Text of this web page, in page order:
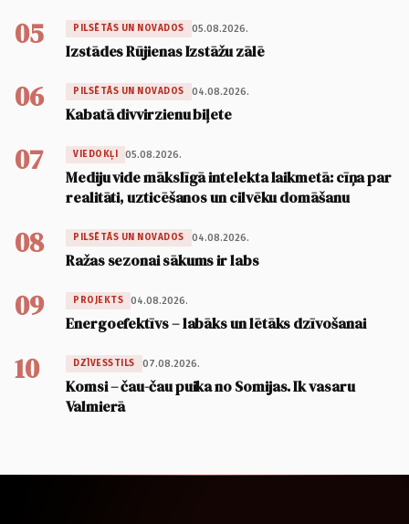
05 PILSĒTĀS UN NOVADOS 05.08.2026.
Izstādes Rūjienas Izstāžu zālē
06 PILSĒTĀS UN NOVADOS 04.08.2026.
Kabatā divvirzienu biļete
07 VIEDOKĻI 05.08.2026.
Mediju vide mākslīgā intelekta laikmetā: cīņa par
realitāti, uzticēšanos un cilvēku domāšanu
08 PILSĒTĀS UN NOVADOS 04.08.2026.
Ražas sezonai sākums ir labs
09 PROJEKTS 04.08.2026.
Energoefektīvs – labāks un lētāks dzīvošanai
10 DZĪVESSTILS 07.08.2026.
Komsi – čau-čau puika no Somijas. Ik vasaru
Valmierā